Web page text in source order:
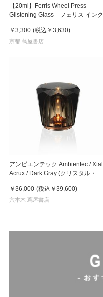
【20ml】Ferris Wheel Press
Glistening Glass フェリス インク
￥3,300 (税込 ￥3,630)
京都 蔦屋書店
アンビエンテック Ambientec / Xtal
Acrux / Dark Gray (クリスタル・ア
￥36,000 (税込 ￥39,600)
六本木 蔦屋書店